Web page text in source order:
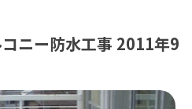
ニー防水工事 2011年9